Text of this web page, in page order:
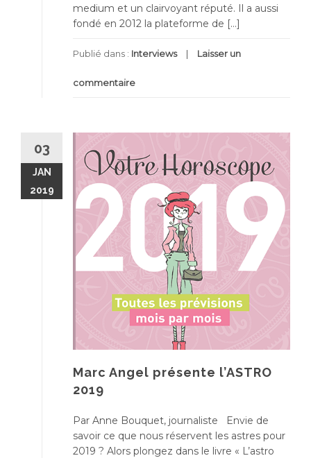
medium et un clairvoyant réputé. Il a aussi
fondé en 2012 la plateforme de […]
Publié dans : Interviews Laisser un
commentaire
03
JAN
2019
Marc Angel présente l’ASTRO
2019
Par Anne Bouquet, journaliste Envie de
savoir ce que nous réservent les astres pour
2019 ? Alors plongez dans le livre « L’astro